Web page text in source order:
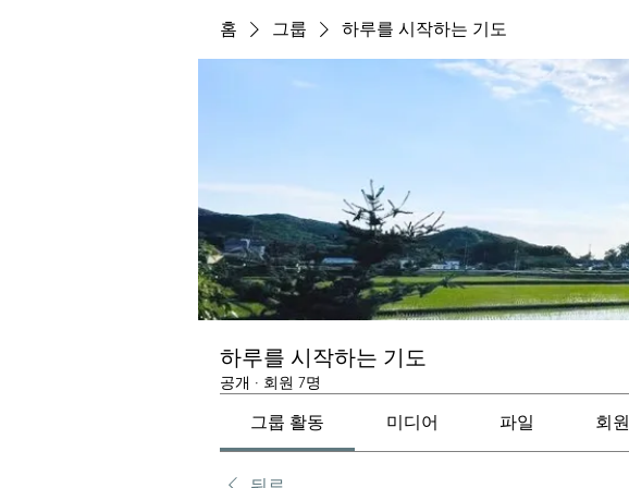
홈 그룹 하루를 시작하는 기도
하루를 시작하는 기도
공개 · 회원 7명
그룹 활동 미디어 파일 회원